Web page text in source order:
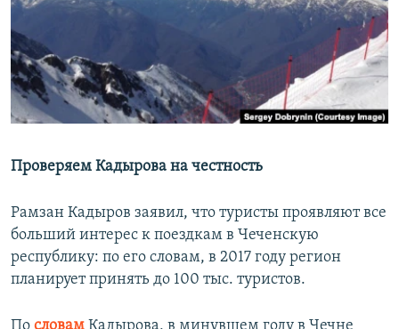
РАСПИСАНИЕ ВЕЩАНИЯ
ПОДПИШИТЕСЬ НА РАССЫЛКУ
СОЦИАЛЬНЫЕ СЕТИ
Все сайты РСЕ/РС
Проверяем Кадырова на честность
Рамзан Кадыров заявил, что туристы проявляют все
больший интерес к поездкам в Чеченскую
республику: по его словам, в 2017 году регион
планирует принять до 100 тыс. туристов.